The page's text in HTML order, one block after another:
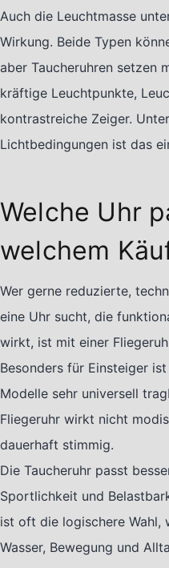
Auch die Leuchtmasse
Wirkung. Beide Typen
aber Taucheruhren setzen
kräftige Leuchtpunkte,
kontrastreiche Zeiger.
Lichtbedingungen ist das
Welche Uhr
welchem
Wer gerne reduzierte,
eine Uhr sucht, die
wirkt, ist mit einer
Besonders für Einsteiger
Modelle sehr universell
Fliegeruhr wirkt nicht
dauerhaft stimmig.
Die Taucheruhr passt
Sportlichkeit und
ist oft die logischere Wahl,
Wasser, Bewegung und